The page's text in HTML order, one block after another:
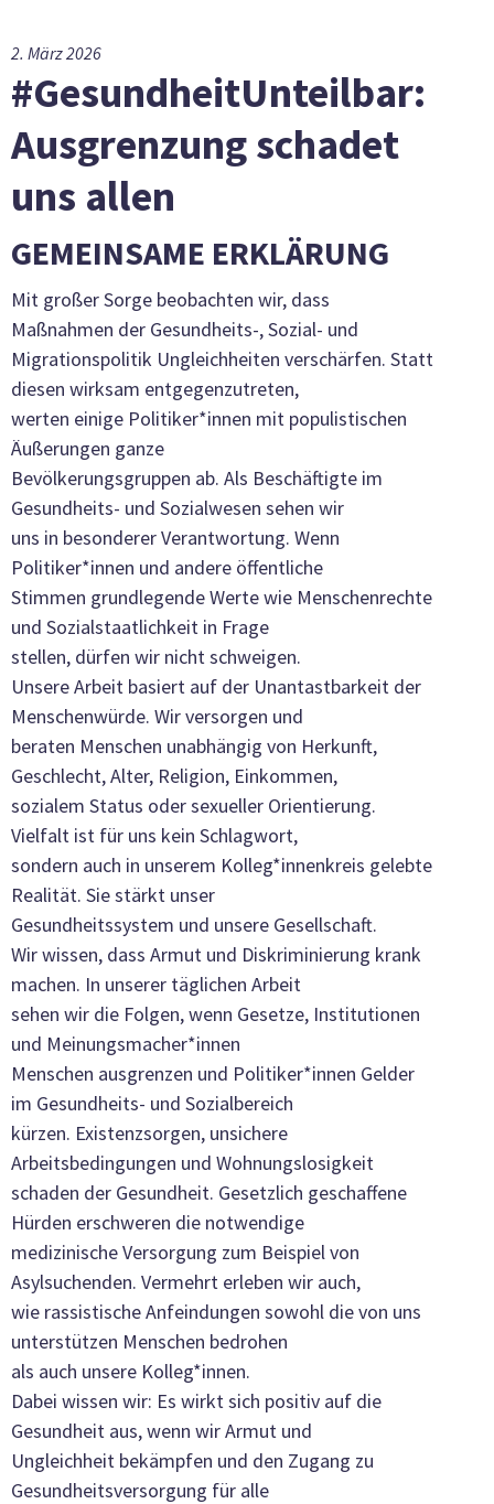
2. März 2026
#GesundheitUnteilbar:
Ausgrenzung schadet
uns allen
GEMEINSAME ERKLÄRUNG
Mit großer Sorge beobachten wir, dass
Maßnahmen der Gesundheits-, Sozial- und
Migrationspolitik Ungleichheiten verschärfen. Statt
diesen wirksam entgegenzutreten,
werten einige Politiker*innen mit populistischen
Äußerungen ganze
Bevölkerungsgruppen ab. Als Beschäftigte im
Gesundheits- und Sozialwesen sehen wir
uns in besonderer Verantwortung. Wenn
Politiker*innen und andere öffentliche
Stimmen grundlegende Werte wie Menschenrechte
und Sozialstaatlichkeit in Frage
stellen, dürfen wir nicht schweigen.
Unsere Arbeit basiert auf der Unantastbarkeit der
Menschenwürde. Wir versorgen und
beraten Menschen unabhängig von Herkunft,
Geschlecht, Alter, Religion, Einkommen,
sozialem Status oder sexueller Orientierung.
Vielfalt ist für uns kein Schlagwort,
sondern auch in unserem Kolleg*innenkreis gelebte
Realität. Sie stärkt unser
Gesundheitssystem und unsere Gesellschaft.
Wir wissen, dass Armut und Diskriminierung krank
machen. In unserer täglichen Arbeit
sehen wir die Folgen, wenn Gesetze, Institutionen
und Meinungsmacher*innen
Menschen ausgrenzen und Politiker*innen Gelder
im Gesundheits- und Sozialbereich
kürzen. Existenzsorgen, unsichere
Arbeitsbedingungen und Wohnungslosigkeit
schaden der Gesundheit. Gesetzlich geschaffene
Hürden erschweren die notwendige
medizinische Versorgung zum Beispiel von
Asylsuchenden. Vermehrt erleben wir auch,
wie rassistische Anfeindungen sowohl die von uns
unterstützen Menschen bedrohen
als auch unsere Kolleg*innen.
Dabei wissen wir: Es wirkt sich positiv auf die
Gesundheit aus, wenn wir Armut und
Ungleichheit bekämpfen und den Zugang zu
Gesundheitsversorgung für alle